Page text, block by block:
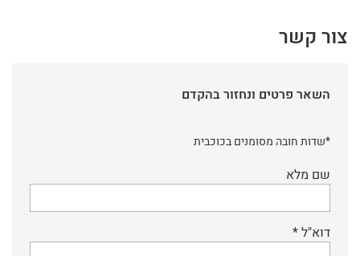
צור קשר
השאר פרטים ונחזור בהקדם
*שדות חובה מסומנים בכוכבית
שם מלא
דוא"ל *